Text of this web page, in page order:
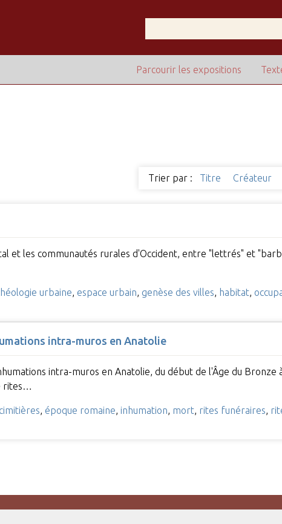
Parcourir les expositions
Trier par : Titre Créateur
et les communautés rurales d'Occident, entre "lettrés" et
urbaine espace urbain genèse des villes habitat,
intra-muros en Anatolie
intra-muros en Anatolie, du début de l'Âge du Bronze
rites…
cimitières, époque romaine, inhumation, mort, rites funéraires,